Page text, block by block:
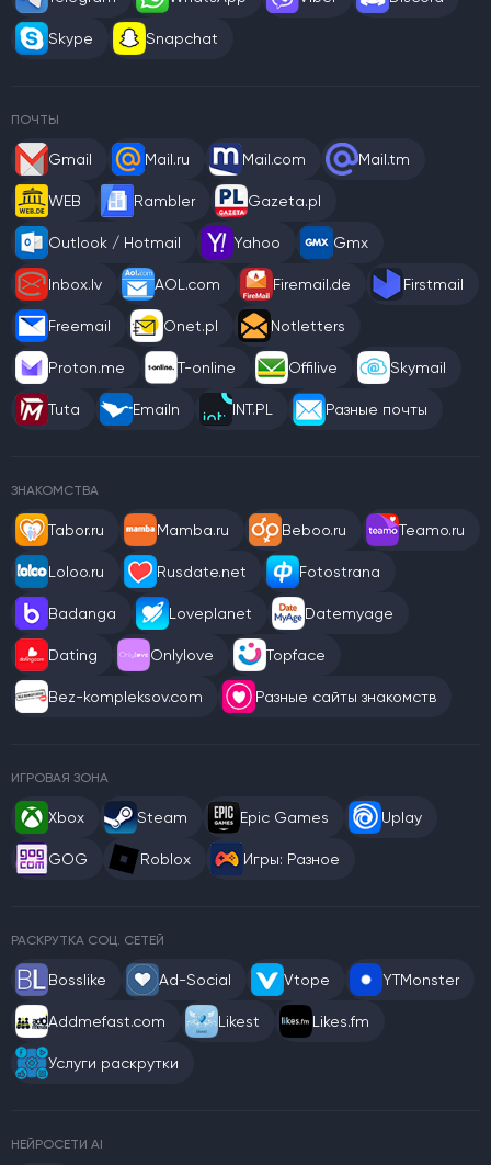
Skype Snapchat
ПОЧТЫ
Gmail Mail.ru Mail.com Mail.tm
WEB Rambler Gazeta.pl
Outlook / Hotmail Yahoo Gmx
Inbox.lv AOL.com Firemail.de Firstmail
Freemail Onet.pl Notletters
Proton.me T-online Offilive Skymail
Tuta Emailn INT.PL Разные почты
ЗНАКОМСТВА
Tabor.ru Mamba.ru Beboo.ru Teamo.ru
Loloo.ru Rusdate.net Fotostrana
Badanga Loveplanet Datemyage
Dating Onlylove Topface
Bez-kompleksov.com Разные сайты знакомств
ИГРОВАЯ ЗОНА
Xbox Steam Epic Games Uplay
GOG Roblox Игры: Разное
РАСКРУТКА СОЦ. СЕТЕЙ
Bosslike Ad-Social Vtope YTMonster
Addmefast.com Likest Likes.fm
Услуги раскрутки
НЕЙРОСЕТИ AI